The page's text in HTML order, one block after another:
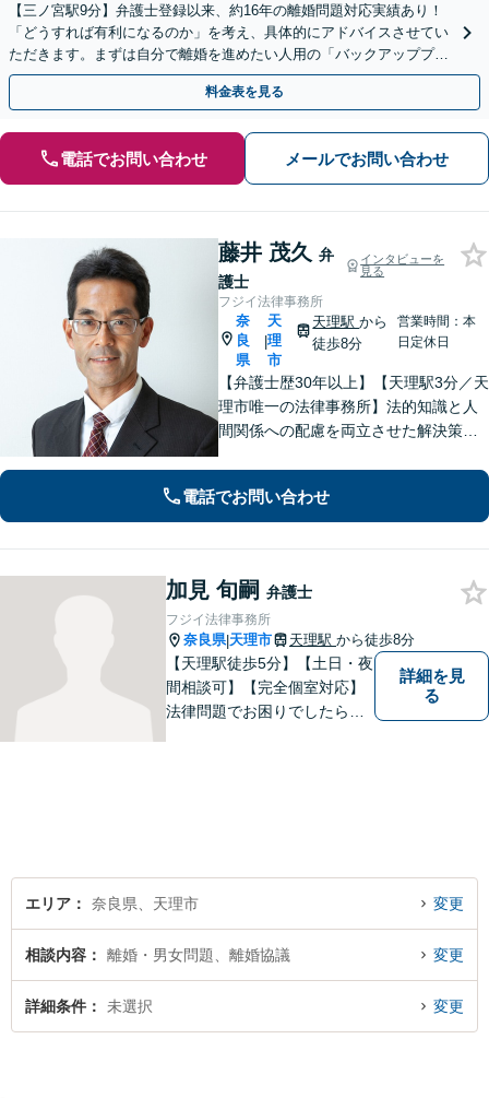
【三ノ宮駅9分】弁護士登録以来、約16年の離婚問題対応実績あり！
「どうすれば有利になるのか」を考え、具体的にアドバイスさせてい
ただきます。まずは自分で離婚を進めたい人用の「バックアッププラ
ン」もあります【平日の初回相談無料】【当日相談可能】
料金表を見る
電話でお問い合わせ メールでお問い合わせ
藤井 茂久 弁
護士
インタビューを
見る
フジイ法律事務所
奈
良
県
|
天
理
市
天理駅から
徒歩8分
営業時間：本
日定休日
【弁護士歴30年以上】【天理駅3分／天
理市唯一の法律事務所】法的知識と人
間関係への配慮を両立させた解決策を
法書士・不動産鑑定士など」相続に関
わる問題を総合的に解決へ導きます
電話でお問い合わせ
加見 旬嗣 弁護士
フジイ法律事務所
奈良県|天理市 天理駅 から徒歩8分
【天理駅徒歩5分】【土日・夜
間相談可】【完全個室対応】
法律問題でお困りでしたらお
詳細を見
る
エリア 奈良県、天理市 変更
相談内容 離婚・男女問題、離婚協議 変更
詳細条件 未選択 変更